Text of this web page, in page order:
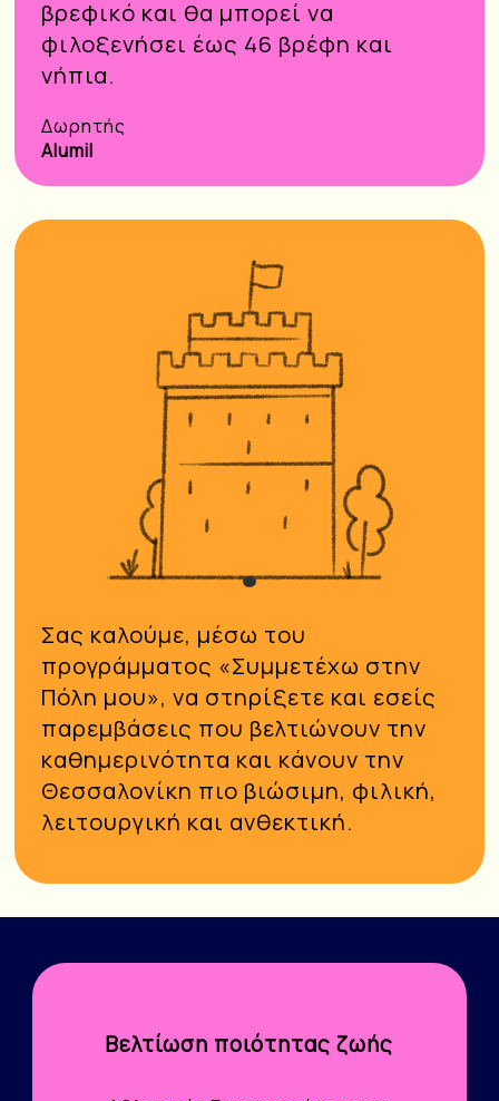
βρεφικό και θα μπορεί να
φιλοξενήσει έως 46 βρέφη και
νήπια.
Δωρητής
Alumil
1
Σας καλούμε, μέσω του
προγράμματος «Συμμετέχω στην
Πόλη μου», να στηρίξετε και εσείς
παρεμβάσεις που βελτιώνουν την
καθημερινότητα και κάνουν την
Θεσσαλονίκη πιο βιώσιμη, φιλική,
λειτουργική και ανθεκτική.
Βελτίωση ποιότητας ζωής